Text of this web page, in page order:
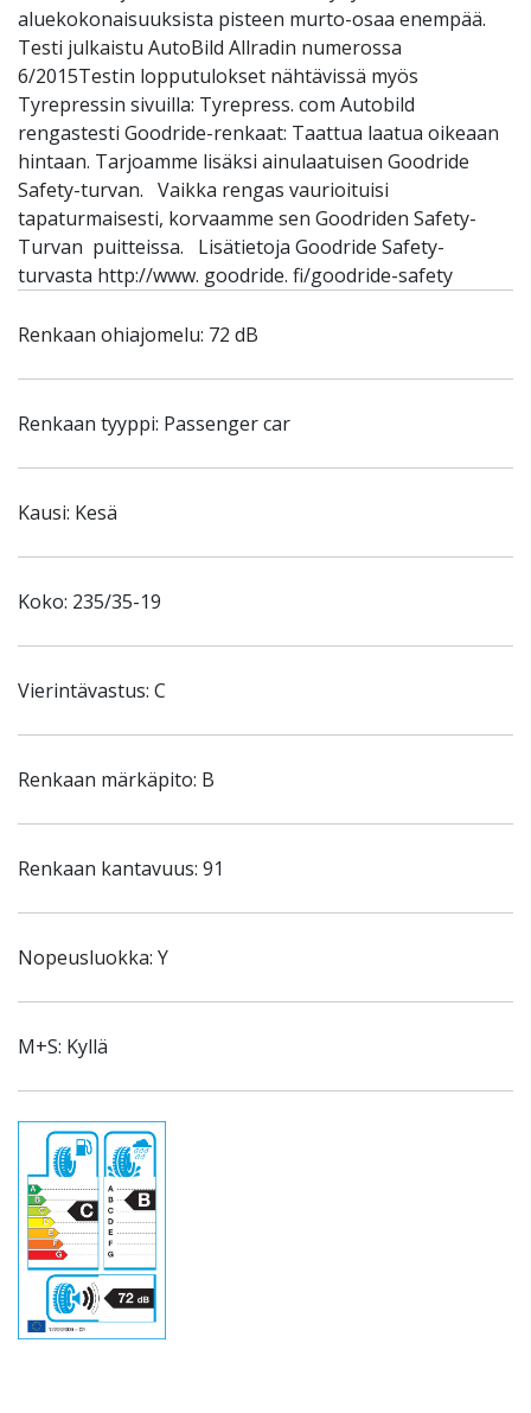
aluekokonaisuuksista pisteen murto-osaa enempää.
Testi julkaistu AutoBild Allradin numerossa
6/2015Testin lopputulokset nähtävissä myös
Tyrepressin sivuilla: Tyrepress. com Autobild
rengastesti Goodride-renkaat: Taattua laatua oikeaan
hintaan. Tarjoamme lisäksi ainulaatuisen Goodride
Safety-turvan. Vaikka rengas vaurioituisi
tapaturmaisesti, korvaamme sen Goodriden Safety-
Turvan puitteissa. Lisätietoja Goodride Safety-
turvasta http://www. goodride. fi/goodride-safety
Renkaan ohiajomelu: 72 dB
Renkaan tyyppi: Passenger car
Kausi: Kesä
Koko: 235/35-19
Vierintävastus: C
Renkaan märkäpito: B
Renkaan kantavuus: 91
Nopeusluokka: Y
M+S: Kyllä